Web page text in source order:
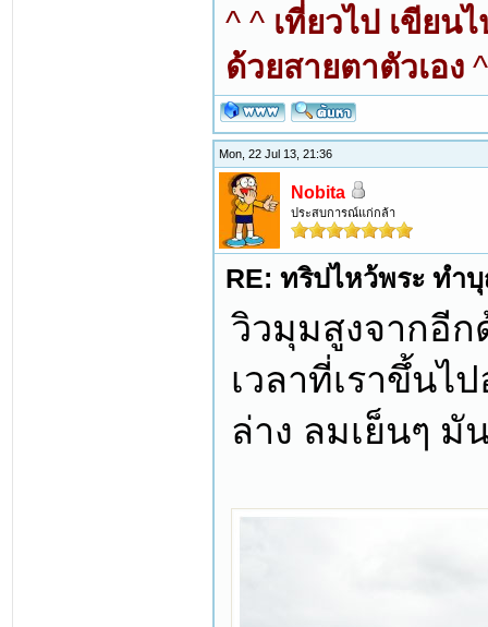
^ ^ เที่ยวไป เขียน
ด้วยสายตาตัวเอง
Mon, 22 Jul 13, 21:36
Nobita
ประสบการณ์แก่กล้า
RE: ทริปไหว้พระ ทำ
วิวมุมสูงจากอี
เวลาที่เราขึ้นไ
ล่าง ลมเย็นๆ มั